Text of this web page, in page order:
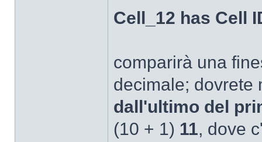
Cell_12 has Cell
comparirà una
decimale; dovrete
dall'ultimo del
(10 + 1) 11, dove